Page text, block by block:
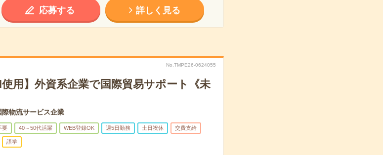
応募する 詳しく見る
No.TMPE26-0624055
用】外資系企業で国際貿易サポート《未
際物流サービス企業
要 40～50代活躍 WEB登録OK 週5日勤務 土日祝休 交費支給
語学